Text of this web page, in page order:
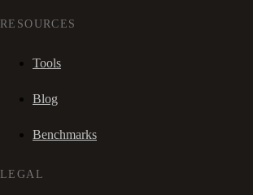
RESOURCES
Tools
Blog
Benchmarks
LEGAL